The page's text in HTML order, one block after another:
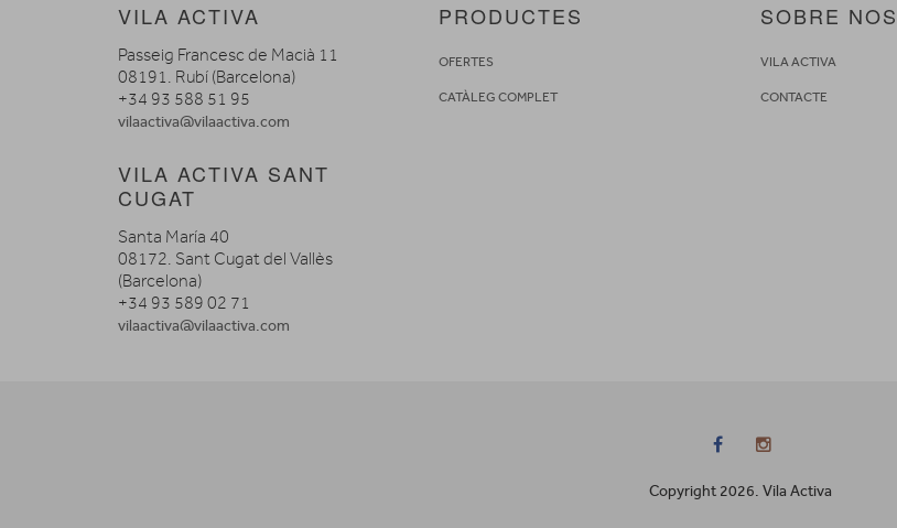
VILA ACTIVA
Passeig Francesc de Macià 11
08191. Rubí (Barcelona)
+34 93 588 51 95
vilaactiva@vilaactiva.com
VILA ACTIVA SANT
CUGAT
Santa María 40
08172. Sant Cugat del Vallès
(Barcelona)
+34 93 589 02 71
vilaactiva@vilaactiva.com
PRODUCTES
OFERTES
CATÀLEG COMPLET
SOBRE
VILA ACTIVA
CONTACTE
Copyright 2026. Vila Activa